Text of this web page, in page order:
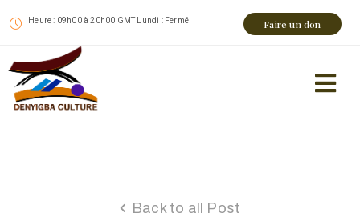
Heure : 09h00 à 20h00 GMT Lundi : Fermé Faire un don
Back to all Post